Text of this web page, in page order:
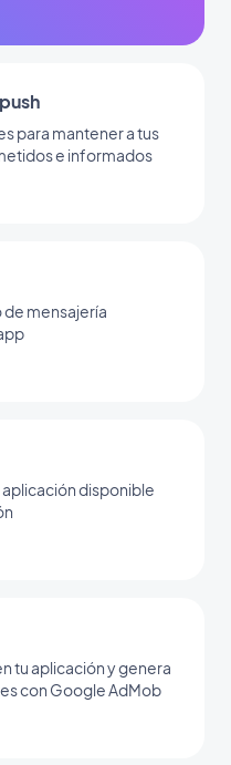
para mantener a tus
e informados
de mensajería
disponible
tu aplicación y genera
con Google AdMob